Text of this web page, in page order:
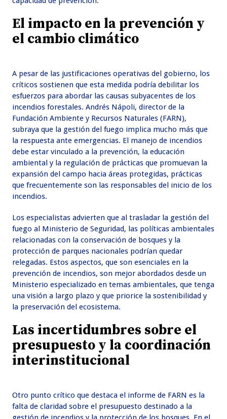
El impacto en la prevención y
el cambio climático
A pesar de las justificaciones operativas del gobierno, los
críticos sostienen que esta medida podría debilitar los
esfuerzos para abordar las causas subyacentes de los
incendios forestales. Andrés Nápoli, director de la
Fundación Ambiente y Recursos Naturales (FARN),
subraya que la gestión del fuego implica mucho más que
la respuesta ante emergencias. El manejo de incendios
debe estar vinculado a la prevención, la educación
ambiental y la regulación de prácticas que promuevan la
expansión del campo hacia áreas protegidas, prácticas
que frecuentemente son las responsables del inicio de los
incendios.
Los especialistas advierten que al trasladar la gestión del
fuego al Ministerio de Seguridad, las políticas ambientales
relacionadas con la conservación de bosques y la
protección de parques nacionales podrían quedar
relegadas. Estos aspectos, que son esenciales en la
prevención de incendios, son mejor abordados desde un
Ministerio especializado en temas ambientales, que tenga
una visión a largo plazo y que priorice la sostenibilidad y
la preservación del ecosistema.
Las incertidumbres sobre el
presupuesto y la coordinación
interinstitucional
Otro punto crítico que destaca el informe de FARN es la
falta de claridad sobre el presupuesto destinado a la